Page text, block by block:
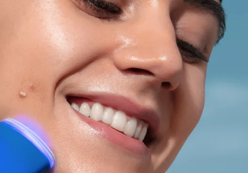
Moje urządzenia
Moje zamówienia
Moje adresy
Moje subskrypcje
Tech Elixir
Set
Español
Português
Русский
体中文 繁體中文